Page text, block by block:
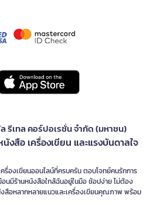
รีเทล คอร์ปอเรชั่น จำกัด (มหาชน)
งสือ เครื่องเขียน และแรงบันดาลใจ
รื่องเขียนออนไลน์ที่ครบครัน ตอบโจทย์คนรักการ
นมีร้านหนังสือใกล้ฉันอยู่ในมือ ช้อปง่าย ไม่ต้อง
สือหลากหลายแนวและเครื่องเขียนคุณภาพ พร้อม